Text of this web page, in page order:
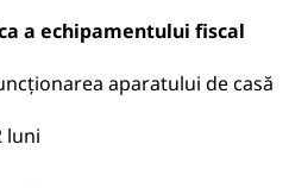
a echipamentului fiscal
aparatului de casă
luni